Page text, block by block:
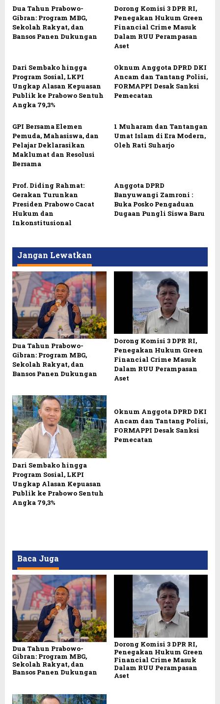
Dua Tahun Prabowo-
Gibran: Program MBG,
Sekolah Rakyat, dan
Bansos Panen Dukungan
Dorong Komisi 3 DPR RI,
Penegakan Hukum Green
Financial Crime Masuk
Dalam RUU Perampasan
Aset
Dari Sembako hingga
Program Sosial, LKPI
Ungkap Alasan Kepuasan
Publik ke Prabowo Sentuh
Angka 79,3%
Oknum Anggota DPRD DKI
Ancam dan Tantang Polisi,
FORMAPPI Desak Sanksi
Pemecatan
GPI Bersama Elemen
Pemuda, Mahasiswa, dan
Pelajar Deklarasikan
Maklumat dan Resolusi
Bersama
1 Muharam dan Tantangan
Umat Islam di Era Modern,
Oleh Rati Suharjo
Prof. Diding Rahmat:
Gerakan Turunkan
Presiden Prabowo Cacat
Hukum dan
Inkonstitusional
Anggota DPRD
Banyuwangi Zamroni :
Buka Posko Pengaduan
Dugaan Pungli Siswa Baru
Jangan Lewatkan
Dua Tahun Prabowo-
Gibran: Program MBG,
Sekolah Rakyat, dan
Bansos Panen Dukungan
Dorong Komisi 3 DPR RI,
Penegakan Hukum Green
Financial Crime Masuk
Dalam RUU Perampasan
Aset
Dari Sembako hingga
Program Sosial, LKPI
Ungkap Alasan Kepuasan
Publik ke Prabowo Sentuh
Angka 79,3%
Oknum Anggota DPRD DKI
Ancam dan Tantang Polisi,
FORMAPPI Desak Sanksi
Pemecatan
Baca Juga
Dua Tahun Prabowo-
Gibran: Program MBG,
Sekolah Rakyat, dan
Bansos Panen Dukungan
Dorong Komisi 3 DPR RI,
Penegakan Hukum Green
Financial Crime Masuk
Dalam RUU Perampasan
Aset